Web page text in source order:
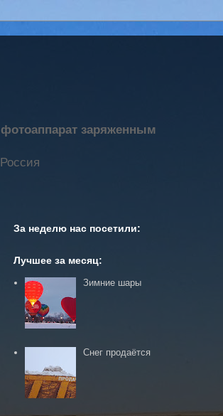
заряженным
За неделю нас посетили:
Лучшее за месяц:
Зимние шары
Снег продаётся